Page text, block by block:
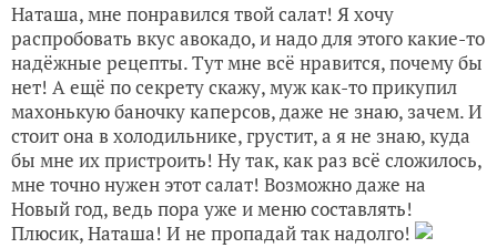
Наташа, мне понравился твой салат! Я хочу
распробовать вкус авокадо, и надо для этого какие-то
надёжные рецепты. Тут мне всё нравится, почему бы
нет! А ещё по секрету скажу, муж как-то прикупил
махонькую баночку каперсов, даже не знаю, зачем. И
стоит она в холодильнике, грустит, а я не знаю, куда
бы мне их пристроить! Ну так, как раз всё сложилось,
мне точно нужен этот салат! Возможно даже на
Новый год, ведь пора уже и меню составлять!
Плюсик, Наташа! И не пропадай так надолго!